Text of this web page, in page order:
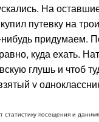
На
путевку на
нибудь придумаем.
куда ехать.
глушь и чтоб
у
крыш
статистику посещения и данные